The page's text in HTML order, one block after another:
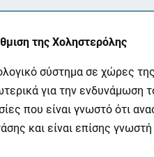
της Χοληστερόλης
σύστημα σε χώρες
για την ενδυνάμωση
που είναι γνωστό ότι
και είναι επίσης